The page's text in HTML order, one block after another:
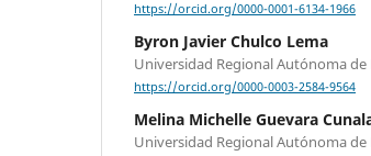
https://orcid.org/0000-0001-6134-1966
Byron Javier Chulco Lema
Universidad Regional Autónoma
https://orcid.org/0000-0003-2584-9564
Melina Michelle Guevara
Universidad Regional Autónoma